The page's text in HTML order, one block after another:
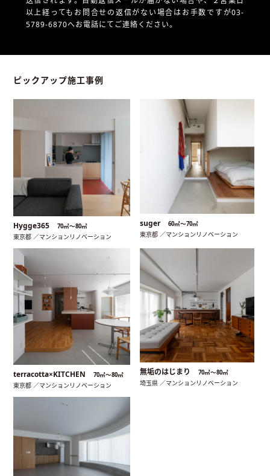
以上経ってもお問合せの返信がない場合はお手数ですが03-
5789-6870へお電話にてご連絡ください。
ピックアップ施工事例
Hygge365 70㎡〜80㎡
東京都 ／マンションリノベーション
suger 60㎡〜70㎡
東京都 ／マンションリノベーション
terracotta×KITCHEN 70㎡〜80㎡
東京都 ／マンションリノベーション
無垢のはじまり 70㎡〜80㎡
埼玉県 ／マンションリノベーション